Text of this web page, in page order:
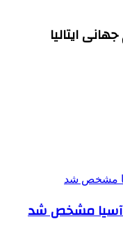
ایتالیا
آسیا مشخص شد